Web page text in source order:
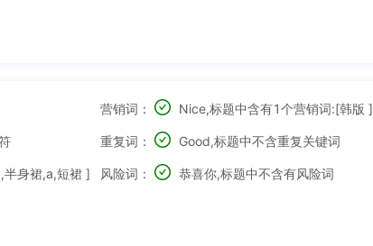
营销词： Nice,标题中含有1个营销词:[韩版 ]
重复词： Good,标题中不含重复关键词
半身裙,a,短裙 ] 风险词： 恭喜你,标题中不含有风险词